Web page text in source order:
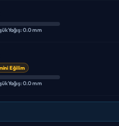
Yağış: 0.0 mm
Eğilim
Yağış: 0.0 mm